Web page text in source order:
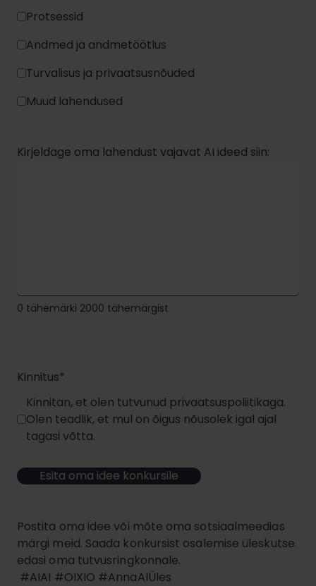
Protsessid
Andmed ja andmetöötlus
Turvalisus ja privaatsusnõuded
Muud lahendused
Kirjeldage oma lahendust vajavat AI ideed siin:
0 tähemärki 2000 tähemärgist
Kinnitus*
Kinnitan, et olen tutvunud privaatsuspoliitikaga.
Olen teadlik, et mul on õigus nõusolek igal ajal
tagasi võtta.
Postita oma idee või mõte oma sotsiaalmeedias
märgi meid. Saada konkursist osalemise üleskutse
edasi oma tutvusringkonnale.
#AIAI #OIXIO #AnnaAIÜles